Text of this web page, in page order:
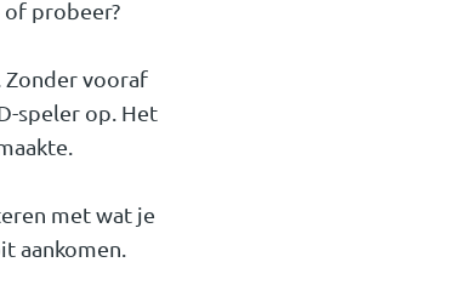
of probeer?
Zonder vooraf
speler op. Het
met wat je
aankomen.